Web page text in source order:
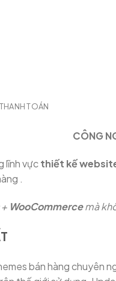
TOÁN
CÔNG
lĩnh vựcthiết kế
.
+ WooCommercemà
bán hàng chuyên